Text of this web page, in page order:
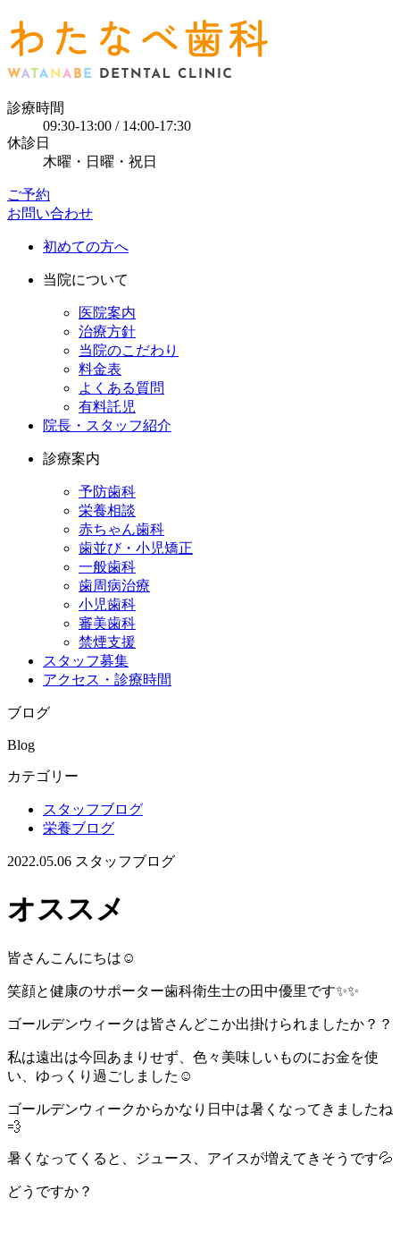
診療時間
09:30-13:00 / 14:00-17:30
休診日
木曜・日曜・祝日
ご予約
お問い合わせ
初めての方へ
当院について
医院案内
治療方針
当院のこだわり
料金表
よくある質問
有料託児
院長・スタッフ紹介
診療案内
予防歯科
栄養相談
赤ちゃん歯科
歯並び・小児矯正
一般歯科
歯周病治療
小児歯科
審美歯科
禁煙支援
スタッフ募集
アクセス・診療時間
ブログ
Blog
カテゴリー
スタッフブログ
栄養ブログ
2022.05.06 スタッフブログ
オススメ
皆さんこんにちは☺️
笑顔と健康のサポーター歯科衛生士の田中優里です✨✨
ゴールデンウィークは皆さんどこか出掛けられましたか？？
私は遠出は今回あまりせず、色々美味しいものにお金を使
い、ゆっくり過ごしました☺️
ゴールデンウィークからかなり日中は暑くなってきましたね
💨
暑くなってくると、ジュース、アイスが増えてきそうです💦
どうですか？